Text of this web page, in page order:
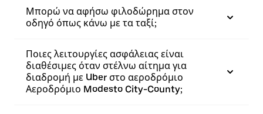
Μπορώ να αφήσω φιλοδώρημα στον
οδηγό όπως κάνω με τα ταξί;
Ποιες λειτουργίες ασφάλειας είναι
διαθέσιμες όταν στέλνω αίτημα για
διαδρομή με Uber στο αεροδρόμιο
Αεροδρόμιο Modesto City-County;